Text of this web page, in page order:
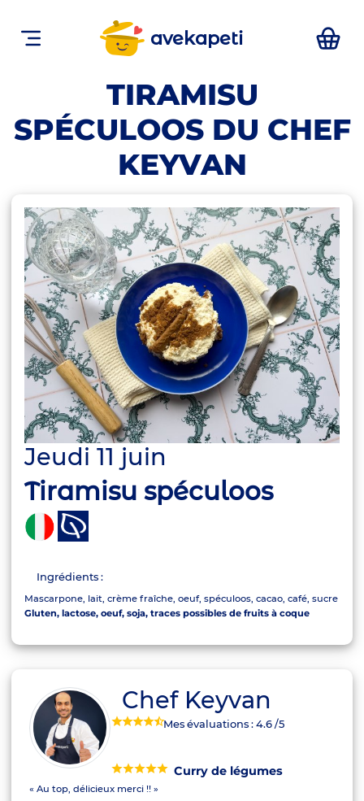
avekapeti
TIRAMISU
SPÉCULOOS DU CHEF
KEYVAN
Jeudi 11 juin
Tiramisu spéculoos
Ingrédients :
Mascarpone, lait, crème fraîche, oeuf, spéculoos, cacao, café, sucre
Gluten, lactose, oeuf, soja, traces possibles de fruits à coque
Chef Keyvan
Mes évaluations :4.6/5
Curry de légumes
« Au top, délicieux merci !! »